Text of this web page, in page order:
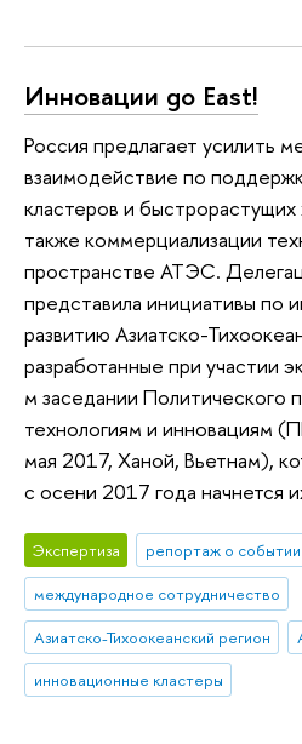
Инновации go East!
Россия предлагает усилить
взаимодействие по
кластеров и
также коммерциализации
пространстве АТЭС.
представила инициативы по
развитию Азиатско-
разработанные при участии
м заседании Политического
технологиям и
мая 2017, Ханой, Вьетнам),
с осени 2017 года начнется
Экспертиза
репортаж о событии
международное сотрудничество
Азиатско-Тихоокеанский регион
инновационные кластеры